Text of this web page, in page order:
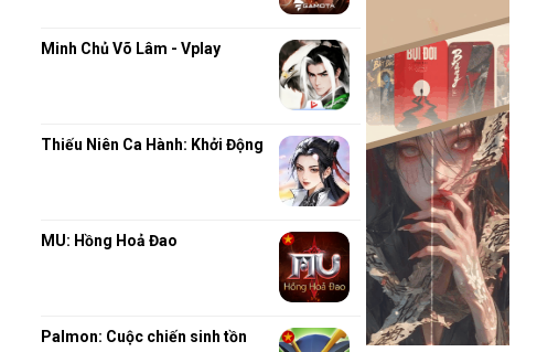
Minh Chủ Võ Lâm - Vplay
Thiếu Niên Ca Hành: Khởi Động
MU: Hồng Hoả Đao
Palmon: Cuộc chiến sinh tồn